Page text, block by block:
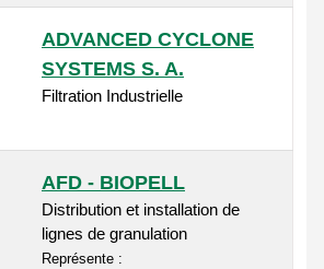
ADVANCED CYCLONE
SYSTEMS S. A.
Filtration Industrielle
AFD - BIOPELL
Distribution et installation de
lignes de granulation
Représente :